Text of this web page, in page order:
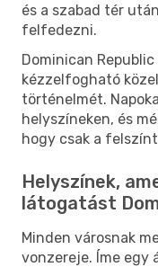
és a szabad tér
felfedezni.
Dominican
kézzelfogható
történelmét.
helyszíneken, és
hogy csak a
Helyszínek,
látogatást
Minden városnak
vonzereje. Íme egy